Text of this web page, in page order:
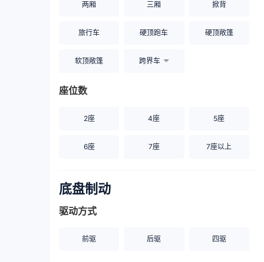
两厢 三厢 掀背
旅行车 硬顶跑车 硬顶敞篷
软顶敞篷 跨界车
座位数
2座 4座 5座
6座 7座 7座以上
底盘制动
驱动方式
前驱 后驱 四驱